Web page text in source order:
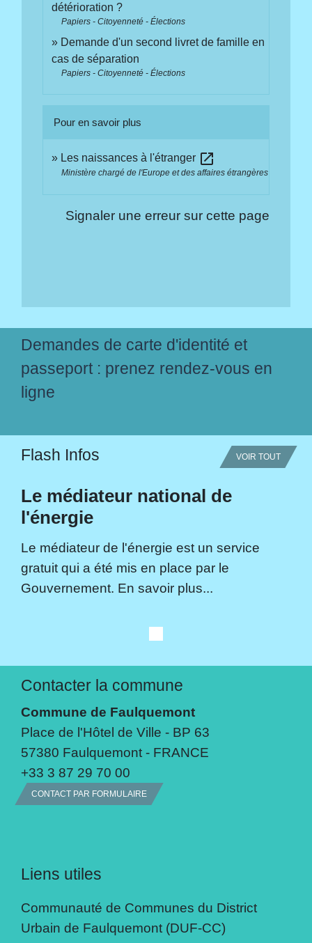
détérioration ?
Papiers - Citoyenneté - Élections
Demande d'un second livret de famille en
cas de séparation
Papiers - Citoyenneté - Élections
Pour en savoir plus
Les naissances à l'étranger open_in_new
Ministère chargé de l'Europe et des affaires étrangères
Signaler une erreur sur cette page
Demandes de carte d'identité et
passeport : prenez rendez-vous en
ligne
Flash Infos VOIR TOUT
Le médiateur national de
l'énergie
Le médiateur de l'énergie est un service
gratuit qui a été mis en place par le
Gouvernement. En savoir plus...
Contacter la commune
Commune de Faulquemont
Place de l'Hôtel de Ville - BP 63
57380 Faulquemont - FRANCE
+33 3 87 29 70 00
CONTACT PAR FORMULAIRE
Liens utiles
Communauté de Communes du District
Urbain de Faulquemont (DUF-CC)